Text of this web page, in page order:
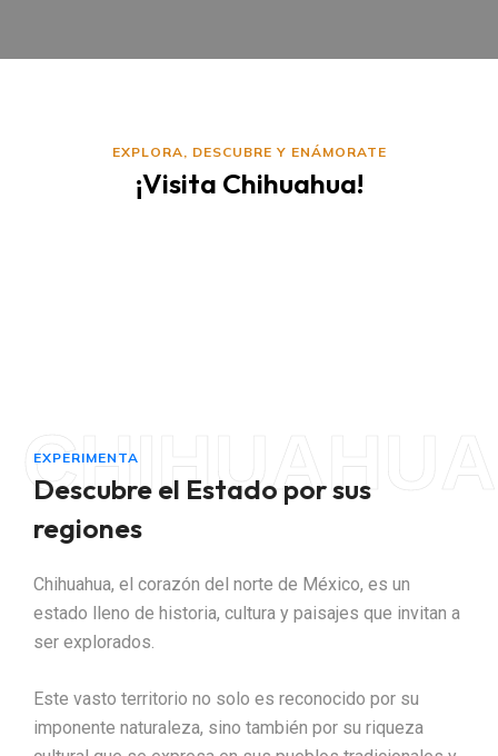
EXPLORA, DESCUBRE Y ENÁMORATE
¡Visita Chihuahua!
EXPERIMENTA
Descubre el Estado por sus
regiones
CHIHUAHUA
Chihuahua, el corazón del norte de México, es un
estado lleno de historia, cultura y paisajes que invitan a
ser explorados.
Este vasto territorio no solo es reconocido por su
imponente naturaleza, sino también por su riqueza